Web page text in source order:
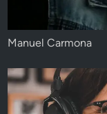
Manuel Carmona